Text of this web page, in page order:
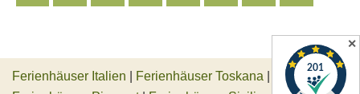
Ferienhäuser Italien Ferienhäuser Toskana
✕